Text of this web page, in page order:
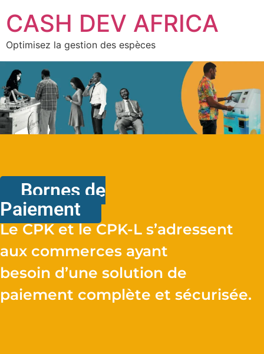
CASH DEV AFRICA
Optimisez la gestion des espèces
Bornes de
Paiement
Le CPK et le CPK-L s’adressent
aux commerces ayant
besoin d’une solution de
paiement complète et sécurisée.